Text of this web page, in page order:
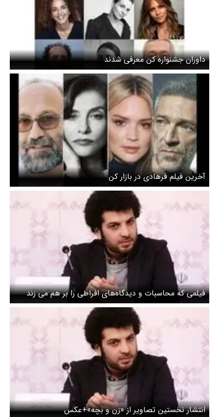
داوران جشنواره کن معرفی شدند
آخرین فیلم فرهادی در بازار کن
فیلمی که محاسبات و دیدگاه‌های افراطی‌ را بر هم می زند
انتشار نخستین تصاویر از «زن و بچه»+عکس